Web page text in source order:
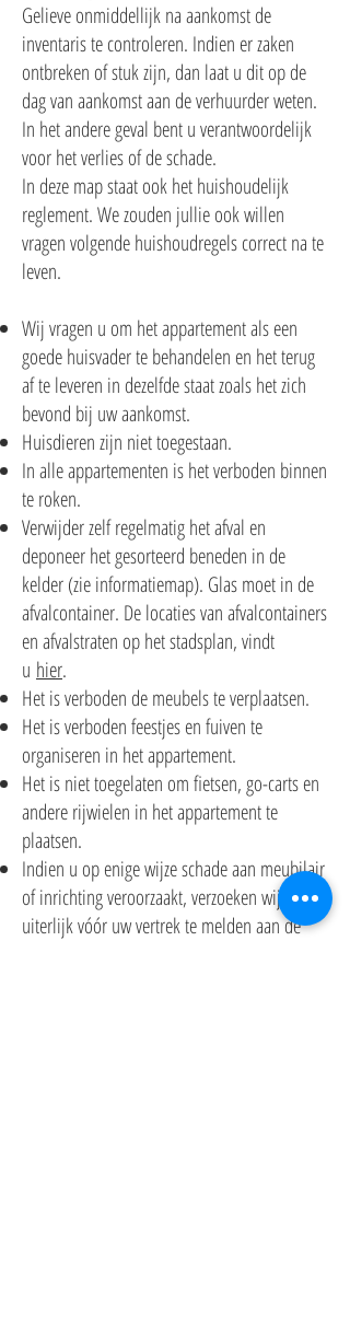
Gelieve onmiddellijk na aankomst de
inventaris te controleren. Indien er zaken
ontbreken of stuk zijn, dan laat u dit op de
dag van aankomst aan de verhuurder weten.
In het andere geval bent u verantwoordelijk
voor het verlies of de schade.
In deze map staat ook het huishoudelijk
reglement. We zouden jullie ook willen
vragen volgende huishoudregels correct na te
leven.
Wij vragen u om het appartement als een
goede huisvader te behandelen en het terug
af te leveren in dezelfde staat zoals het zich
bevond bij uw aankomst.
Huisdieren zijn niet toegestaan.
In alle appartementen is het verboden binnen
te roken.
Verwijder zelf regelmatig het afval en
deponeer het gesorteerd beneden in de
kelder (zie informatiemap). Glas moet in de
afvalcontainer. De locaties van afvalcontainers
en afvalstraten op het stadsplan, vindt
u hier.
Het is verboden de meubels te verplaatsen.
Het is verboden feestjes en fuiven te
organiseren in het appartement.
Het is niet toegelaten om fietsen, go-carts en
andere rijwielen in het appartement te
plaatsen.
Indien u op enige wijze schade aan meubilair
of inrichting veroorzaakt, verzoeken wij u dit
uiterlijk vóór uw vertrek te melden aan de